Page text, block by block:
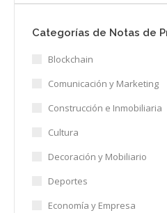
Categorías de Notas de
Blockchain
Comunicación y Marketing
Construcción e Inmobiliaria
Cultura
Decoración y Mobiliario
Deportes
Economía y Empresa